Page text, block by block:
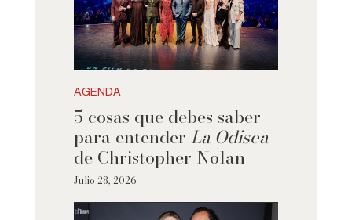
AGENDA
5 cosas que debes saber
para entender La Odisea
de Christopher Nolan
Julio 28, 2026